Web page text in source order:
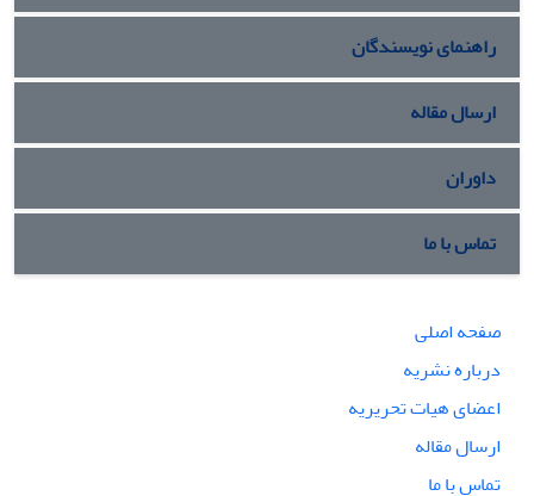
راهنمای نویسندگان
ارسال مقاله
داوران
تماس با ما
صفحه اصلی
درباره نشریه
اعضای هیات تحریریه
ارسال مقاله
تماس با ما